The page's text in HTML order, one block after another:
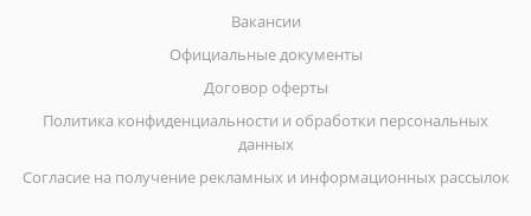
Вакансии
Официальные документы
Договор оферты
Политика конфиденциальности и обработки персональных
данных
Согласие на получение рекламных и информационных рассылок